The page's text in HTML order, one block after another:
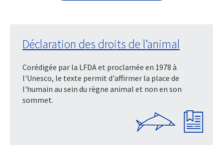
Déclaration des droits de l’animal
Corédigée par la LFDA et proclamée en 1978 à
l'Unesco, le texte permit d'affirmer la place de
l'humain au sein du règne animal et non en son
sommet.